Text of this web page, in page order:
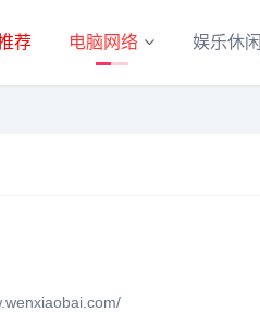
荐 电脑网络 娱乐休闲